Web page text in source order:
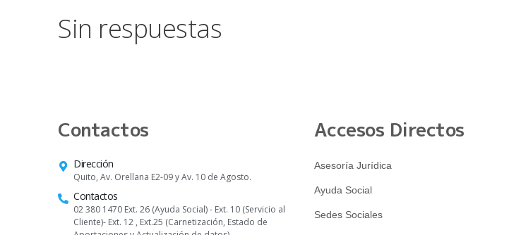
Sin respuestas
Contactos
Dirección
Quito, Av. Orellana E2-09 y Av. 10 de Agosto.
Contactos
02 380 1470 Ext. 26 (Ayuda Social) - Ext. 10 (Servicio al
Cliente)- Ext. 12 , Ext.25 (Carnetización, Estado de
Accesos Directos
Asesoría Jurídica
Ayuda Social
Sedes Sociales